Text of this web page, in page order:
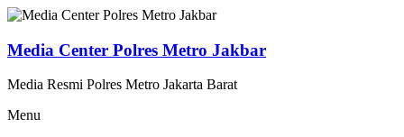
Lompat
konten
Media Center Polres Metro Jakbar
Media Resmi Polres Metro Jakarta Barat
Menu